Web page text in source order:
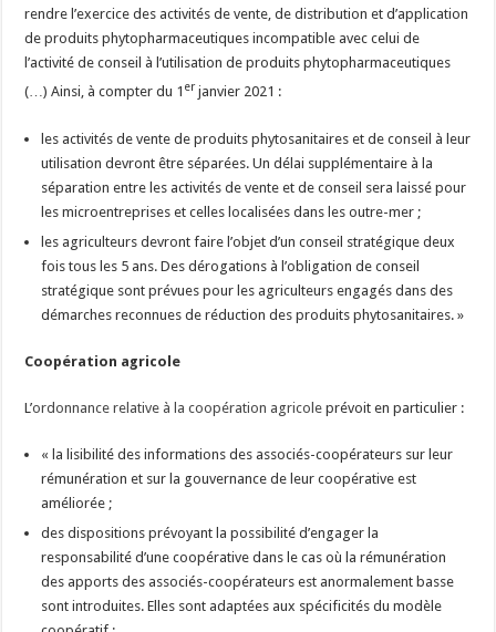
rendre l’exercice des activités de vente, de distribution et d’application
de produits phytopharmaceutiques incompatible avec celui de
l’activité de conseil à l’utilisation de produits phytopharmaceutiques
(…) Ainsi, à compter du 1 er janvier 2021 :
les activités de vente de produits phytosanitaires et de conseil à leur
utilisation devront être séparées. Un délai supplémentaire à la
séparation entre les activités de vente et de conseil sera laissé pour
les microentreprises et celles localisées dans les outre-mer ;
les agriculteurs devront faire l’objet d’un conseil stratégique deux
fois tous les 5 ans. Des dérogations à l’obligation de conseil
stratégique sont prévues pour les agriculteurs engagés dans des
démarches reconnues de réduction des produits phytosanitaires. »
Coopération agricole
L’ordonnance relative à la coopération agricole prévoit en particulier :
« la lisibilité des informations des associés-coopérateurs sur leur
rémunération et sur la gouvernance de leur coopérative est
améliorée ;
des dispositions prévoyant la possibilité d’engager la
responsabilité d’une coopérative dans le cas où la rémunération
des apports des associés-coopérateurs est anormalement basse
sont introduites. Elles sont adaptées aux spécificités du modèle